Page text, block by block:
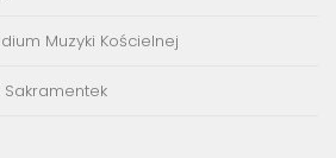
Muzyki Kościelnej
Sakramentek